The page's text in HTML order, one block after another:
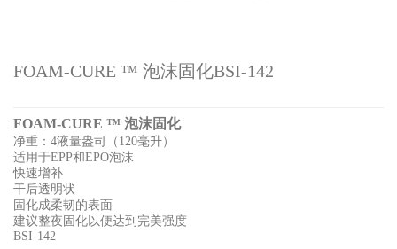
FOAM-CURE ™ 泡沫固化BSI-142
FOAM-CURE ™ 泡沫固化
净重：4液量盎司（120毫升）
适用于EPP和EPO泡沫
快速增补
干后透明状
固化成柔韧的表面
建议整夜固化以便达到完美强度
BSI-142